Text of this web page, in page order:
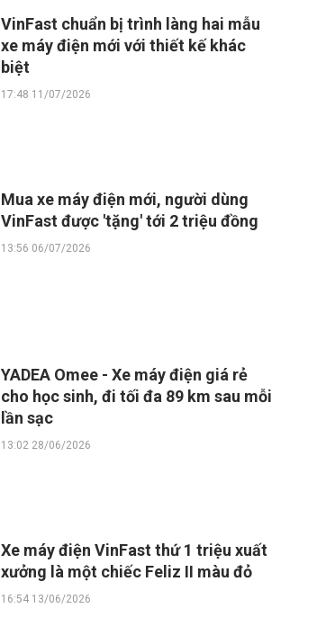
VinFast chuẩn bị trình làng hai mẫu
xe máy điện mới với thiết kế khác
biệt
17:48 11/07/2026
Mua xe máy điện mới, người dùng
VinFast được 'tặng' tới 2 triệu đồng
13:56 06/07/2026
YADEA Omee - Xe máy điện giá rẻ
cho học sinh, đi tối đa 89 km sau mỗi
lần sạc
13:02 28/06/2026
Xe máy điện VinFast thứ 1 triệu xuất
xưởng là một chiếc Feliz II màu đỏ
16:54 13/06/2026